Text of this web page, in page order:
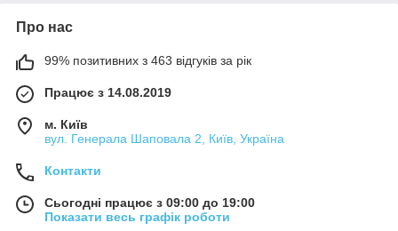
Про нас
99% позитивних з 463 відгуків за рік
Працює з 14.08.2019
м. Київ
вул. Генерала Шаповала 2, Київ, Україна
Контакти
Сьогодні працює з 09:00 до 19:00
Показати весь графік роботи